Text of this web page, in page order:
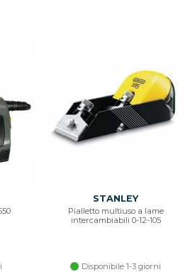
STANLEY
Pialletto multiuso a lame
intercambiabili 0-12-105
Disponibile 1-3 giorni